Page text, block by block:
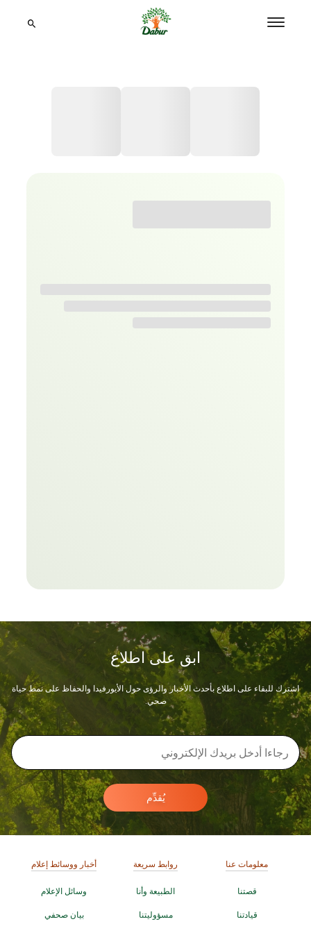
ابق على اطلاع
اشترك للبقاء على اطلاع بأحدث الأخبار والرؤى حول الأيورفيدا والحفاظ على نمط حياة
صحي.
يُقدِّم
معلومات عنا
قصتنا
قيادتنا
روابط سريعة
الطبيعة وأنا
مسؤوليتنا
أخبار ووسائط إعلام
وسائل الإعلام
بيان صحفي